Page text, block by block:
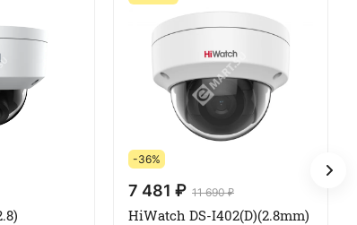
-36%
7 481 ₽ 11 690 ₽
HiWatch DS-I402(D)(2.8mm)